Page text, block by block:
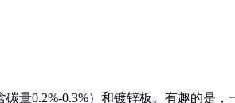
量0.2%-0.3%）和镀锌板。有趣的是，